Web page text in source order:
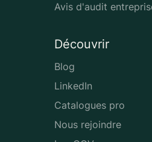
Avis d'audit
Découvrir
Blog
LinkedIn
Catalogues pro
Nous rejoindre